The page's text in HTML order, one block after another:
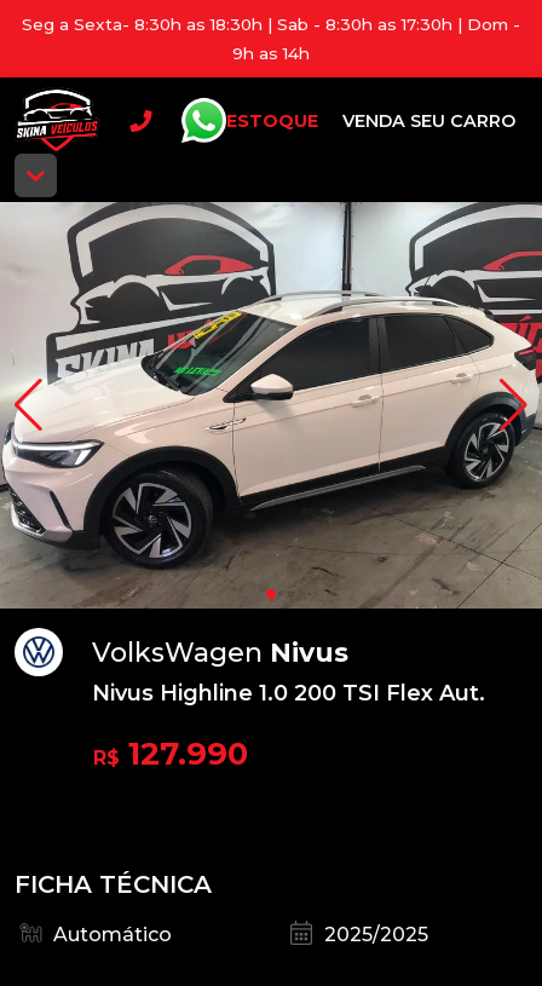
Seg a Sexta- 8:30h as 18:30h | Sab - 8:30h as 17:30h | Dom -
9h as 14h
ESTOQUE VENDA SEU CARRO
VolksWagen Nivus
Nivus Highline 1.0 200 TSI Flex Aut.
R$ 127.990
FICHA TÉCNICA
Automático 2025/2025